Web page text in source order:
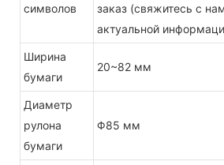
символов
заказ (свяжитесь с
актуальной
Ширина
бумаги
20~82 мм
Диаметр
рулона
бумаги
Φ85 мм